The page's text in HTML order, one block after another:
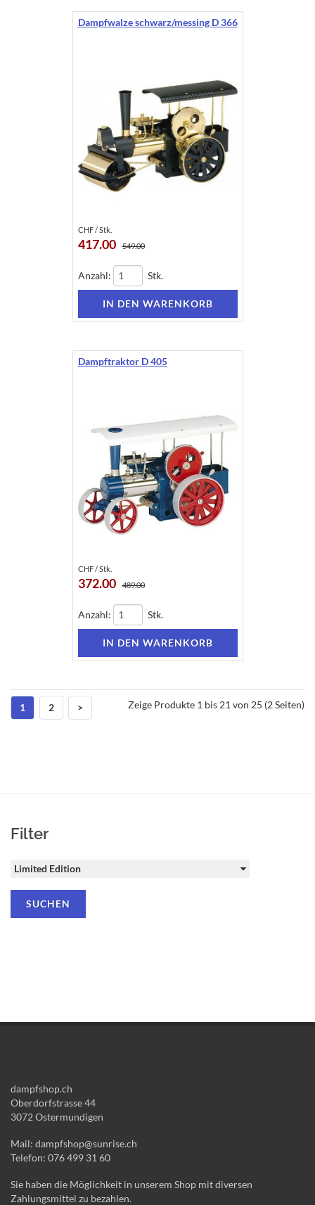
Filter
Limited Edition
Dampfwalze schwarz/messing D 366
CHF / Stk.
417.00 549.00
Anzahl: Stk.
Dampftraktor D 405
CHF / Stk.
372.00 489.00
Anzahl: Stk.
1 2 > Zeige Produkte 1 bis 21 von 25 (2 Seiten)
dampfshop.ch
Oberdorfstrasse 44
3072 Ostermundigen
Mail: dampfshop@sunrise.ch
Telefon: 076 499 31 60
Sie haben die Möglichkeit in unserem Shop mit diversen
Zahlungsmittel zu bezahlen.